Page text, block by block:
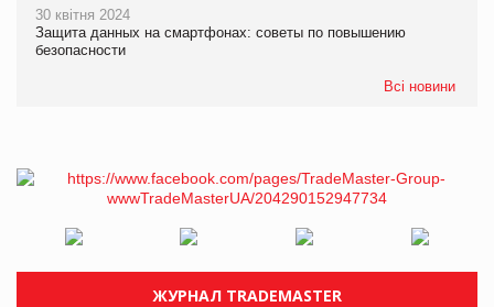
30 квітня 2024
Защита данных на смартфонах: советы по повышению
безопасности
Всі новини
ЖУРНАЛ TRADEMASTER